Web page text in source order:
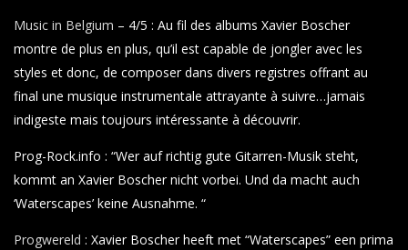
Music in Belgium – 4/5 : Au fil des albums Xavier Boscher
montre de plus en plus, qu’il est capable de jongler avec les
styles et donc, de composer dans divers registres offrant au
final une musique instrumentale attrayante à suivre…jamais
indigeste mais toujours intéressante à découvrir.
Prog-Rock.info : “Wer auf richtig gute Gitarren-Musik steht,
kommt an Xavier Boscher nicht vorbei. Und da macht auch
‘Waterscapes’ keine Ausnahme. “
Progwereld : Xavier Boscher heeft met “Waterscapes” een prima